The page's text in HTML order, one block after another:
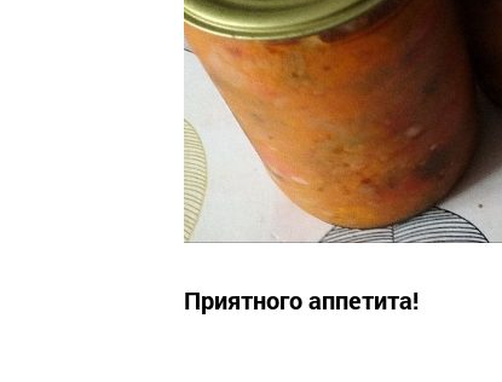
Приятного аппетита!